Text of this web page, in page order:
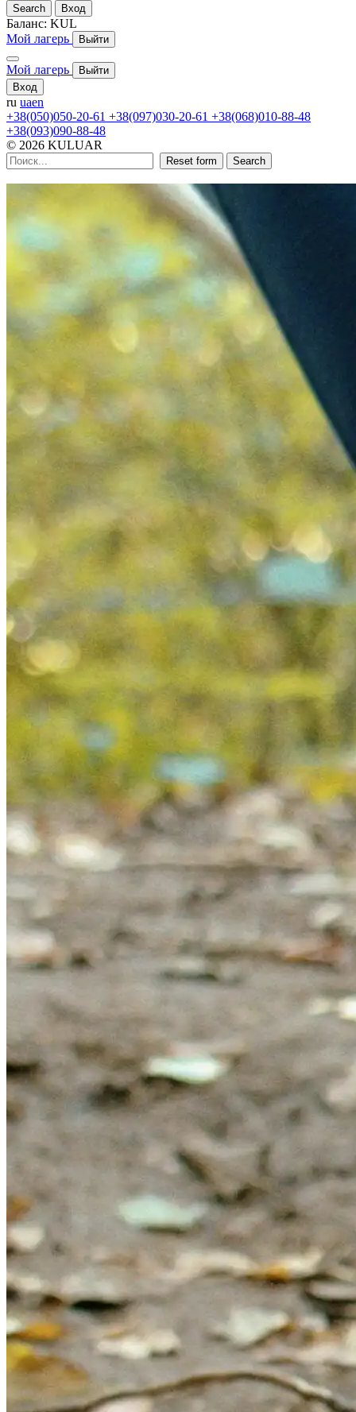
Search Вход
Баланс: KUL
Мой лагерь
Выйти
Мой лагерь
Выйти
Вход
ru uaen
+38(050)050-20-61 +38(097)030-20-61 +38(068)010-88-48
+38(093)090-88-48
© 2026 KULUAR
Reset form Search